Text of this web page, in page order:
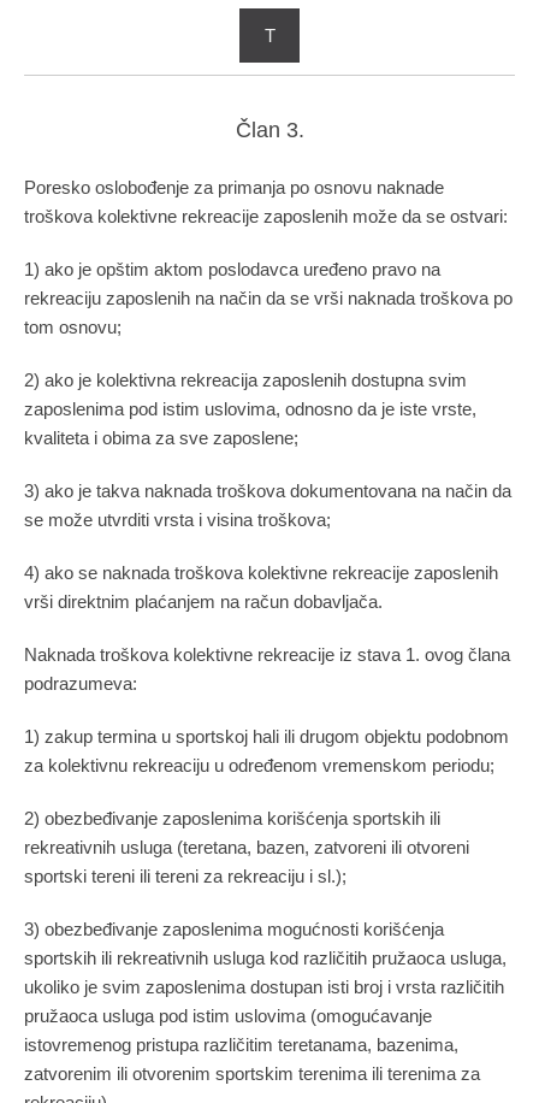
T
Član 3.
Poresko oslobođenje za primanja po osnovu naknade
troškova kolektivne rekreacije zaposlenih može da se ostvari:
1) ako je opštim aktom poslodavca uređeno pravo na
rekreaciju zaposlenih na način da se vrši naknada troškova po
tom osnovu;
2) ako je kolektivna rekreacija zaposlenih dostupna svim
zaposlenima pod istim uslovima, odnosno da je iste vrste,
kvaliteta i obima za sve zaposlene;
3) ako je takva naknada troškova dokumentovana na način da
se može utvrditi vrsta i visina troškova;
4) ako se naknada troškova kolektivne rekreacije zaposlenih
vrši direktnim plaćanjem na račun dobavljača.
Naknada troškova kolektivne rekreacije iz stava 1. ovog člana
podrazumeva:
1) zakup termina u sportskoj hali ili drugom objektu podobnom
za kolektivnu rekreaciju u određenom vremenskom periodu;
2) obezbeđivanje zaposlenima korišćenja sportskih ili
rekreativnih usluga (teretana, bazen, zatvoreni ili otvoreni
sportski tereni ili tereni za rekreaciju i sl.);
3) obezbeđivanje zaposlenima mogućnosti korišćenja
sportskih ili rekreativnih usluga kod različitih pružaoca usluga,
ukoliko je svim zaposlenima dostupan isti broj i vrsta različitih
pružaoca usluga pod istim uslovima (omogućavanje
istovremenog pristupa različitim teretanama, bazenima,
zatvorenim ili otvorenim sportskim terenima ili terenima za